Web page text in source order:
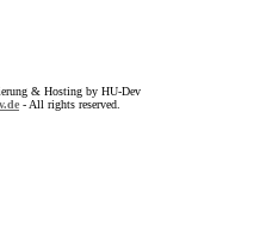
& Hosting by HU-Dev
- All rights reserved.